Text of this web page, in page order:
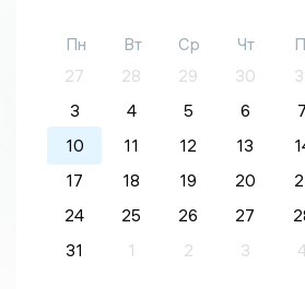
Пн Вт Ср Чт
27
28 29 30
3
4 5 6 7
10
11 12 13
17
18 19 20
24
25 26 27
31
1 2 3 4